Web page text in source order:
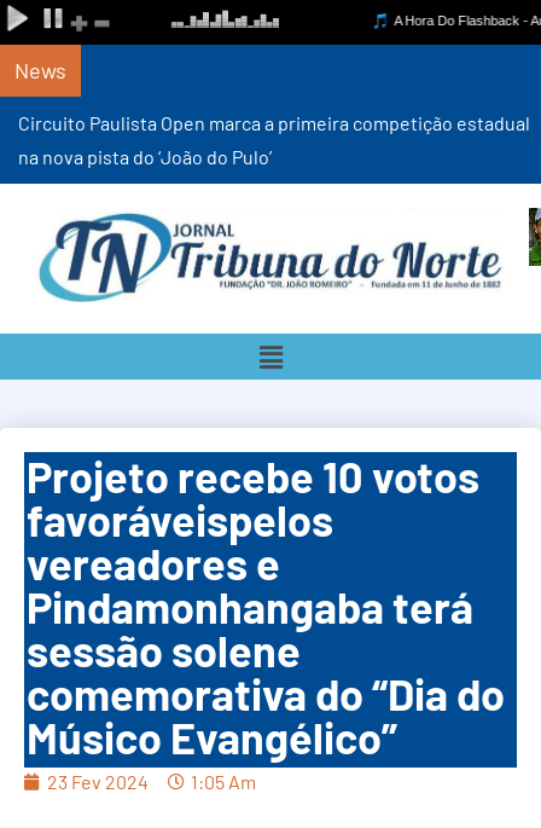
News
Circuito Paulista Open marca a primeira competição estadual
na nova pista do ‘João do Pulo’
Projeto recebe 10 votos
favoráveispelos
vereadores e
Pindamonhangaba terá
sessão solene
comemorativa do “Dia do
Músico Evangélico”
23 Fev 2024 1:05 Am